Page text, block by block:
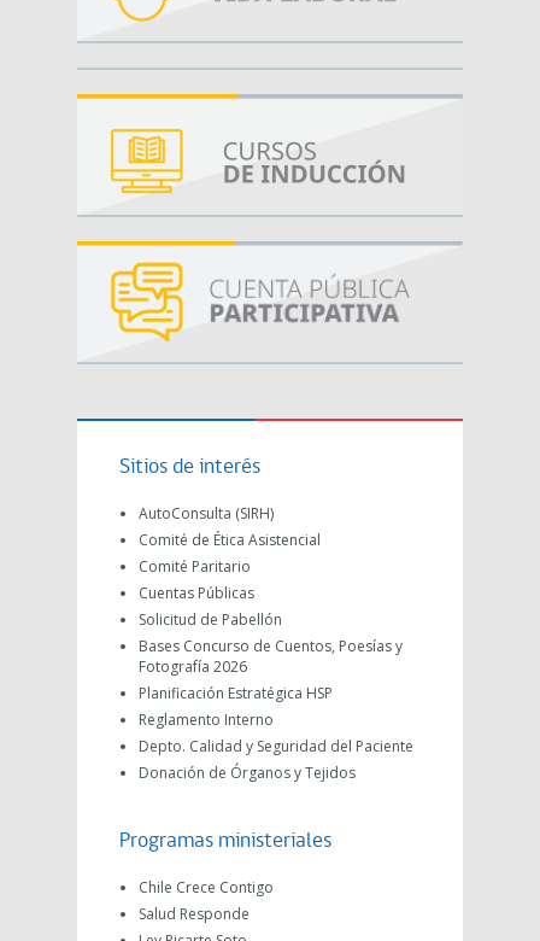
Sitios de interés
AutoConsulta (SIRH)
Comité de Ética Asistencial
Comité Paritario
Cuentas Públicas
Solicitud de Pabellón
Bases Concurso de Cuentos, Poesías y
Fotografía 2026
Planificación Estratégica HSP
Reglamento Interno
Depto. Calidad y Seguridad del Paciente
Donación de Órganos y Tejidos
Programas ministeriales
Chile Crece Contigo
Salud Responde